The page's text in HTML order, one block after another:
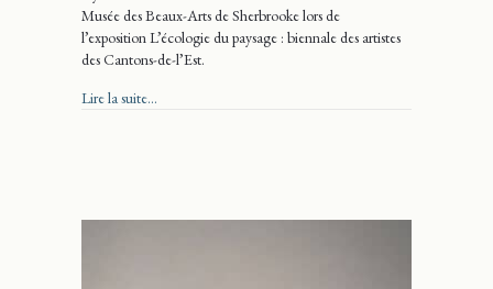
Musée des Beaux-Arts de Sherbrooke lors de
l’exposition L’écologie du paysage : biennale des artistes
des Cantons-de-l’Est.
Lire la suite...